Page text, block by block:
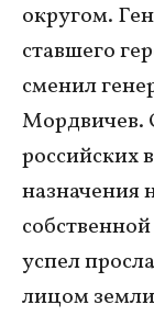
округом.
ставшего
сменил
Мордвичев.
российских
назначения
успел
лицом